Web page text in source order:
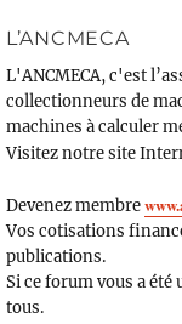
L’ANCMECA
L'ANCMECA, c'est
collectionneurs de
machines à calculer
Visitez notre site
Devenez membre
Vos cotisations
publications.
Si ce forum vous a été
tous.